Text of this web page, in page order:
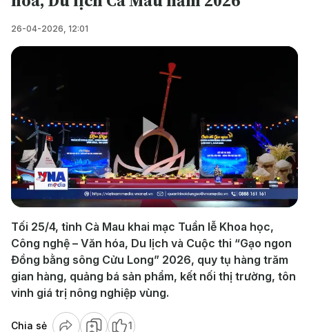
26-04-2026, 12:01
Play
Video
Tối 25/4, tỉnh Cà Mau khai mạc Tuần lễ Khoa học,
Công nghệ – Văn hóa, Du lịch và Cuộc thi “Gạo ngon
Đồng bằng sông Cửu Long” 2026, quy tụ hàng trăm
gian hàng, quảng bá sản phẩm, kết nối thị trường, tôn
vinh giá trị nông nghiệp vùng.
Chia sẻ 1